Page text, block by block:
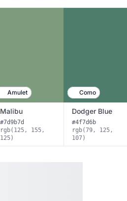
Amulet Como
Malibu
#7d9b7d
rgb(125, 155,
125)
Dodger Blue
#4f7d6b
rgb(79, 125,
107)